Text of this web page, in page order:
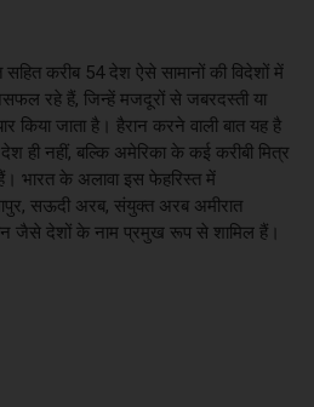
करीब 54 देश ऐसे सामानों की विदेशों में
रहे हैं, जिन्हें मजदूरों से जबरदस्ती या
जाता है। हैरान करने वाली बात यह है
ही नहीं, बल्कि अमेरिका के कई करीबी मित्र
भारत के अलावा इस फेहरिस्त में
सऊदी अरब, संयुक्त अरब अमीरात
जैसे देशों के नाम प्रमुख रूप से शामिल हैं।